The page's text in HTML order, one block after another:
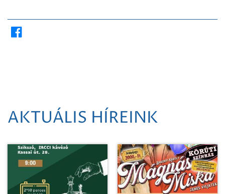
AKTUÁLIS HÍREINK